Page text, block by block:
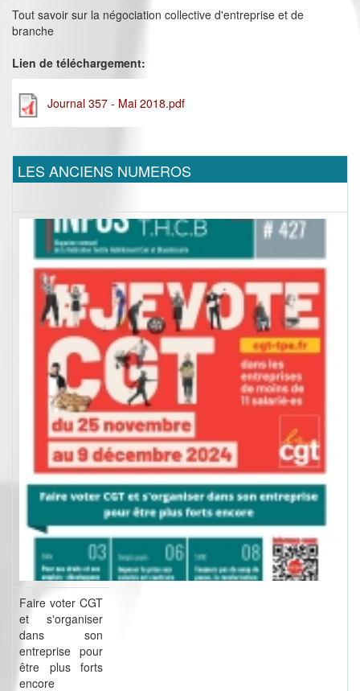
Tout savoir sur la négociation collective d'entreprise et de
branche
Lien de téléchargement:
Journal 357 - Mai 2018.pdf
LES ANCIENS NUMEROS
Faire voter CGT
et s'organiser
dans son
entreprise pour
être plus forts
encore